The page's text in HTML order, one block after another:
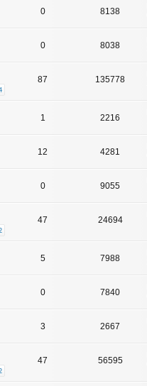
0 8138
0 8038
87 135778
1 2216
12 4281
0 9055
47 24694
5 7988
0 7840
3 2667
47 56595